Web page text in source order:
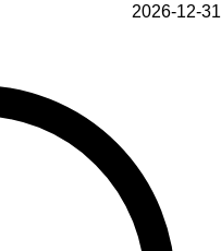
2026-12-31